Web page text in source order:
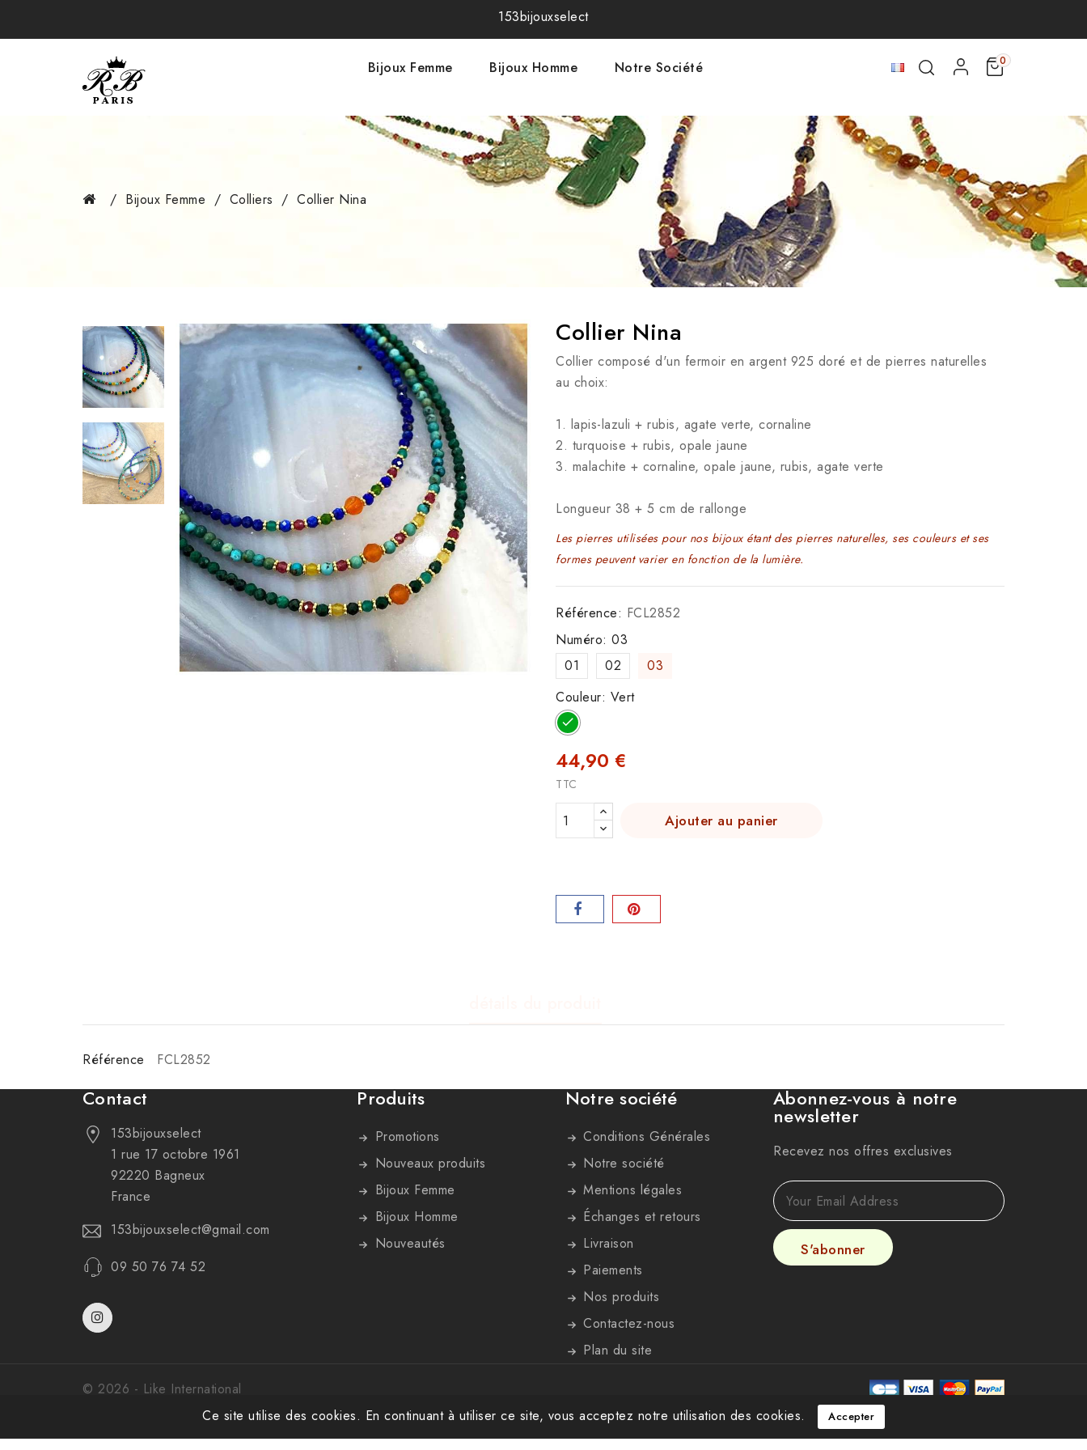
153bijouxselect
0
Bijoux Femme Bijoux Homme Notre Société
Bijoux Femme Colliers Collier Nina
Collier Nina
Collier composé d'un fermoir en argent 925 doré et de pierres naturelles
au choix:
1. lapis-lazuli + rubis, agate verte, cornaline
2. turquoise + rubis, opale jaune
3. malachite + cornaline, opale jaune, rubis, agate verte
Longueur 38 + 5 cm de rallonge
Les pierres utilisées pour nos bijoux étant des pierres naturelles, ses couleurs et ses
formes peuvent varier en fonction de la lumière.
Référence: FCL2852
Numéro: 03
01
02
03
Couleur: Vert
Vert
44,90 €
TTC
Ajouter au panier
Référence FCL2852
Contact
153bijouxselect
1 rue 17 octobre 1961
92220 Bagneux
France
153bijouxselect@gmail.com
09 50 76 74 52
Produits
Promotions
Nouveaux produits
Bijoux Femme
Bijoux Homme
Nouveautés
Notre société
Conditions Générales
Notre société
Mentions légales
Échanges et retours
Livraison
Paiements
Nos produits
Contactez-nous
Plan du site
Abonnez-vous à notre
newsletter
Recevez nos offres exclusives
Ce site utilise des cookies. En continuant à utiliser ce site, vous acceptez notre utilisation des cookies. Accepter
© 2026 - Like International